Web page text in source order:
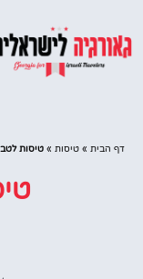
דף הבית » טיסות » טיסות